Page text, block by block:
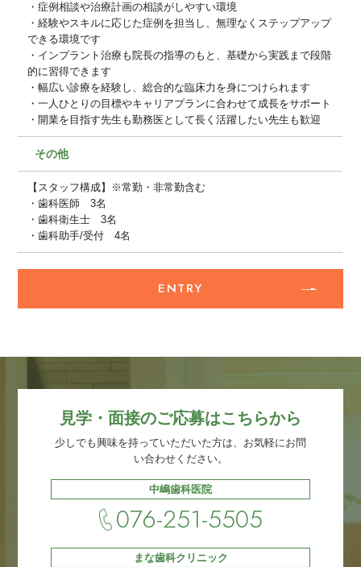
・症例相談や治療計画の相談がしやすい環境
・経験やスキルに応じた症例を担当し、無理なくステップアップ
できる環境です
・インプラント治療も院長の指導のもと、基礎から実践まで段階
的に習得できます
・幅広い診療を経験し、総合的な臨床力を身につけられます
・一人ひとりの目標やキャリアプランに合わせて成長をサポート
・開業を目指す先生も勤務医として長く活躍したい先生も歓迎
その他
【スタッフ構成】※常勤・非常勤含む
・歯科医師 3名
・歯科衛生士 3名
・歯科助手/受付 4名
ENTRY
見学・面接のご応募はこちらから
少しでも興味を持っていただいた方は、お気軽にお問
い合わせください。
中嶋歯科医院
076-251-5505
まな歯科クリニック